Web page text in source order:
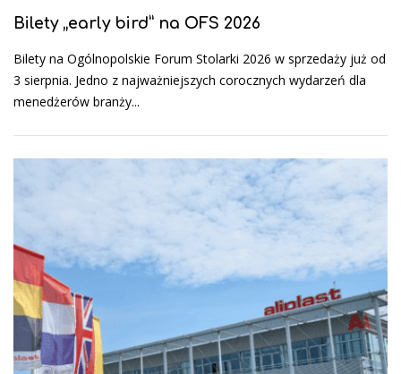
Bilety „early bird” na OFS 2026
Bilety na Ogólnopolskie Forum Stolarki 2026 w sprzedaży już od
3 sierpnia. Jedno z najważniejszych corocznych wydarzeń dla
menedżerów branży...